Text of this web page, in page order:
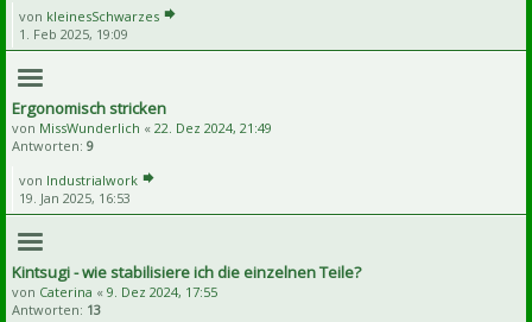
von kleinesSchwarzes
1. Feb 2025, 19:09
Ergonomisch stricken
von MissWunderlich « 22. Dez 2024, 21:49
Antworten: 9
von Industrialwork
19. Jan 2025, 16:53
Kintsugi - wie stabilisiere ich die einzelnen Teile?
von Caterina « 9. Dez 2024, 17:55
Antworten: 13